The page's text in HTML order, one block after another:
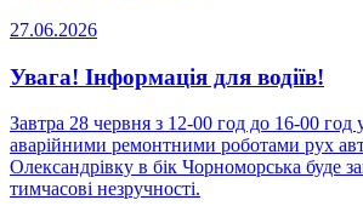
27.06.2026
Увага! Інформація для водіїв!
Завтра 28 червня з 12-00 год до 16-00 год
аварійними ремонтними роботами рух
Олександрівку в бік Чорноморська буде
тимчасові незручності.